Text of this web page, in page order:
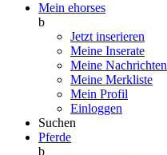
Mein ehorses
b
Jetzt inserieren
Meine Inserate
Meine Nachrichten
Meine Merkliste
Mein Profil
Einloggen
Suchen
Pferde
b